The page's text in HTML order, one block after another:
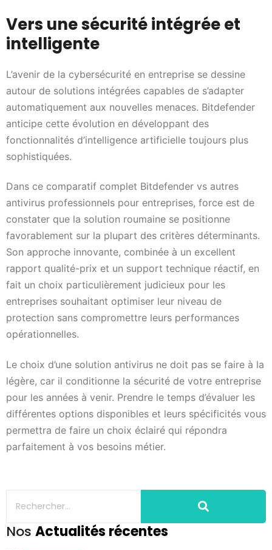
Vers une sécurité intégrée et
intelligente
L’avenir de la cybersécurité en entreprise se dessine
autour de solutions intégrées capables de s’adapter
automatiquement aux nouvelles menaces. Bitdefender
anticipe cette évolution en développant des
fonctionnalités d’intelligence artificielle toujours plus
sophistiquées.
Dans ce comparatif complet Bitdefender vs autres
antivirus professionnels pour entreprises, force est de
constater que la solution roumaine se positionne
favorablement sur la plupart des critères déterminants.
Son approche innovante, combinée à un excellent
rapport qualité-prix et un support technique réactif, en
fait un choix particulièrement judicieux pour les
entreprises souhaitant optimiser leur niveau de
protection sans compromettre leurs performances
opérationnelles.
Le choix d’une solution antivirus ne doit pas se faire à la
légère, car il conditionne la sécurité de votre entreprise
pour les années à venir. Prendre le temps d’évaluer les
différentes options disponibles et leurs spécificités vous
permettra de faire un choix éclairé qui répondra
parfaitement à vos besoins métier.
Nos Actualités récentes